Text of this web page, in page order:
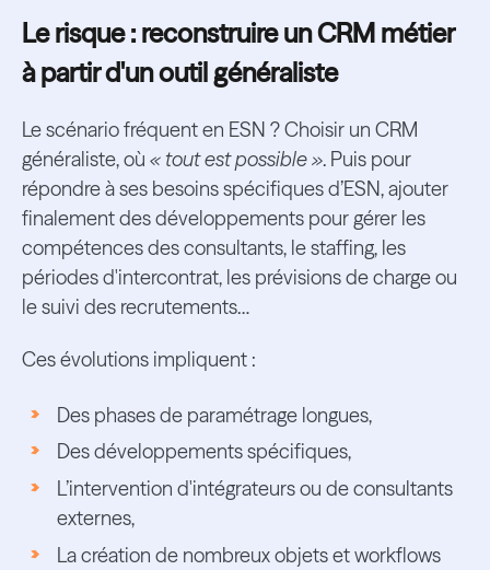
Le risque : reconstruire un CRM métier
à partir d'un outil généraliste
Le scénario fréquent en ESN ? Choisir un CRM
généraliste, où « tout est possible ». Puis pour
répondre à ses besoins spécifiques d’ESN, ajouter
finalement des développements pour gérer les
compétences des consultants, le staffing, les
périodes d'intercontrat, les prévisions de charge ou
le suivi des recrutements…
Ces évolutions impliquent :
Des phases de paramétrage longues,
Des développements spécifiques,
L’intervention d'intégrateurs ou de consultants
externes,
La création de nombreux objets et workflows